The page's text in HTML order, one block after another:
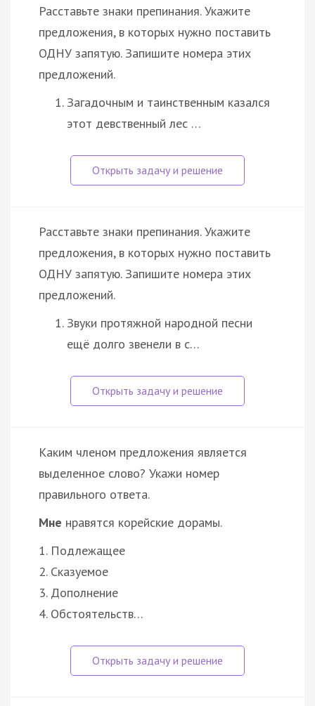
Расставьте знаки препинания. Укажите
предложения, в которых нужно поставить
ОДНУ запятую. Запишите номера этих
предложений.
Загадочным и таинственным казался
этот девственный лес …
Расставьте знаки препинания. Укажите
предложения, в которых нужно поставить
ОДНУ запятую. Запишите номера этих
предложений.
Звуки протяжной народной песни
ещё долго звенели в с…
Каким членом предложения является
выделенное слово? Укажи номер
правильного ответа.
Мне нравятся корейские дорамы.
1. Подлежащее
2. Сказуемое
3. Дополнение
4. Обстоятельств…